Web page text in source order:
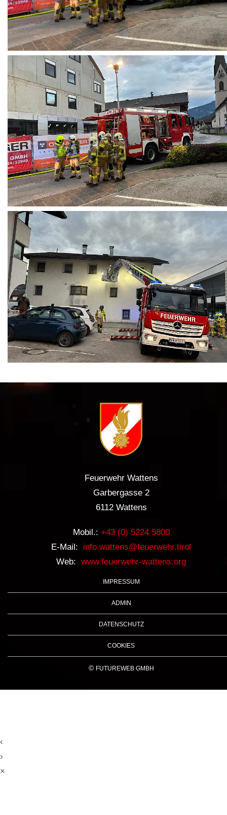
Feuerwehr Wattens
Garbergasse 2
6112 Wattens
Mobil.: +43 (0) 5224 5800
E-Mail:
info.wattens@feuerwehr.tirol
Web: www.feuerwehr-wattens.org
IMPRESSUM
ADMIN
DATENSCHUTZ
COOKIES
© FUTUREWEB GMBH
‹
›
×